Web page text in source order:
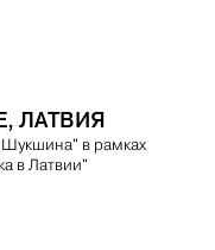
ЛАТВИЯ
Шукшина" в рамках
в Латвии"